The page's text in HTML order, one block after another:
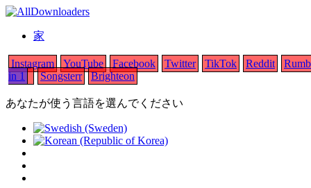
家
Instagram YouTube Facebook Twitter TikTok Reddit
in 1
Songsterr Brighteon
あなたが使う言語を選んでください